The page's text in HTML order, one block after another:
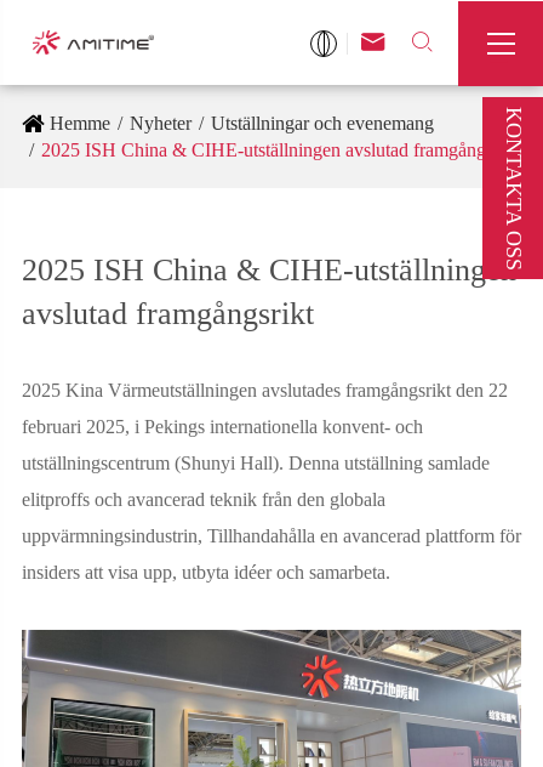
 

Hemme Nyheter
Utställningar och evenemang
2025 ISH China & CIHE-utställningen avslutad framgångsrikt
2025 ISH China & CIHE-utställningen
avslutad framgångsrikt
2025 Kina Värmeutställningen avslutades framgångsrikt den 22
februari 2025, i Pekings internationella konvent- och
utställningscentrum (Shunyi Hall). Denna utställning samlade
elitproffs och avancerad teknik från den globala
uppvärmningsindustrin, Tillhandahålla en avancerad plattform för
insiders att visa upp, utbyta idéer och samarbeta.
KONTAKTA OSS